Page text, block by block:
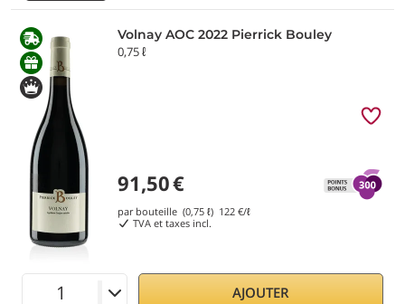
Volnay AOC 2022 Pierrick Bouley
0,75 ℓ
91,50€
par bouteille (0,75 ℓ) 122 €/ℓ
TVA et taxes incl.
AJOUTER